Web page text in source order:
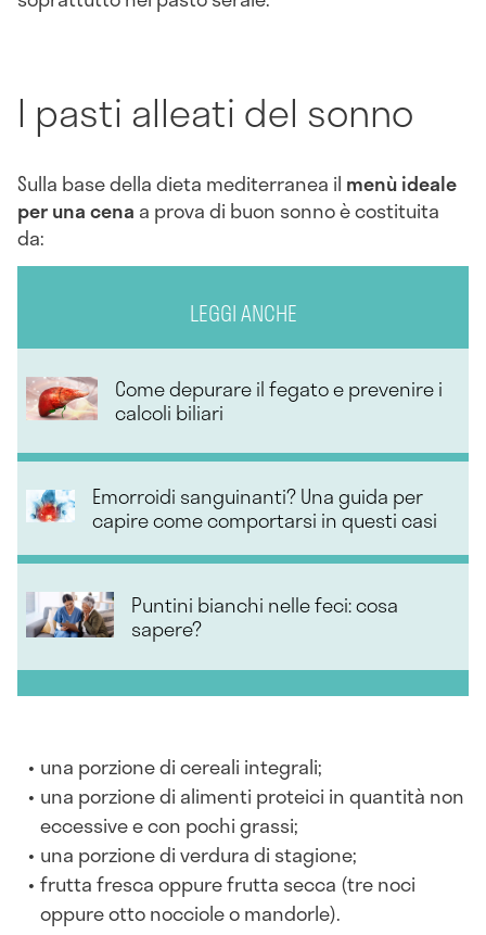
I pasti alleati del sonno
Sulla base della dieta mediterranea il menù ideale
per una cena a prova di buon sonno è costituita
da:
LEGGI ANCHE
Come depurare il fegato e prevenire i
calcoli biliari
Emorroidi sanguinanti? Una guida per
capire come comportarsi in questi casi
Puntini bianchi nelle feci: cosa
sapere?
una porzione di cereali integrali;
una porzione di alimenti proteici in quantità non
eccessive e con pochi grassi;
una porzione di verdura di stagione;
frutta fresca oppure frutta secca (tre noci
oppure otto nocciole o mandorle).